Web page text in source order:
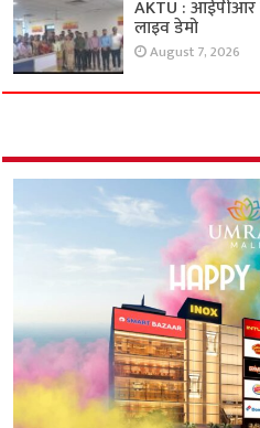
AKTU : आईपीआर
लाइव डेमो
August 7, 2026